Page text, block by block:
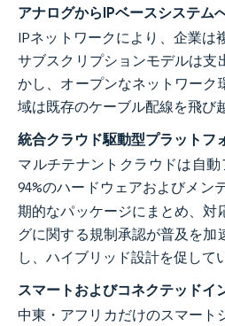
アナログからIPベースシステム
IPネットワークにより、企業は
サブスクリプションモデルは支
かし、オープンなネットワーク
域は既存のケーブル配線を飛び
統合クラウド駆動型プラットフ
マルチテナントクラウドは自
94%のハードウェアおよびメン
期的なパッケージにまとめ、対
グに関する規制承認が普及を
し、ハイブリッド設計を促して
スマートおよびコネクテッドイ
中東・アフリカだけのスマート